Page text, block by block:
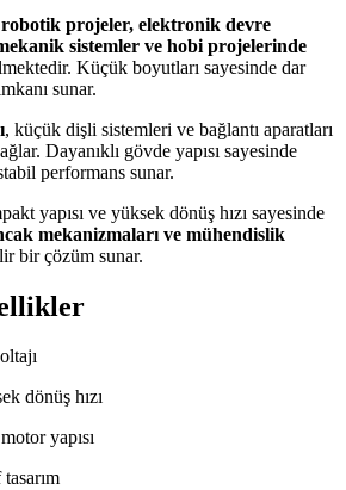
robotik projeler, elektronik devre
sistemler ve hobi projelerinde
Küçük boyutları sayesinde dar
sunar.
, küçük dişli sistemleri ve bağlantı aparatları
Dayanıklı gövde yapısı sayesinde
performans sunar.
yapısı ve yüksek dönüş hızı sayesinde
mekanizmaları ve mühendislik
bir çözüm sunar.
dönüş hızı
yapısı